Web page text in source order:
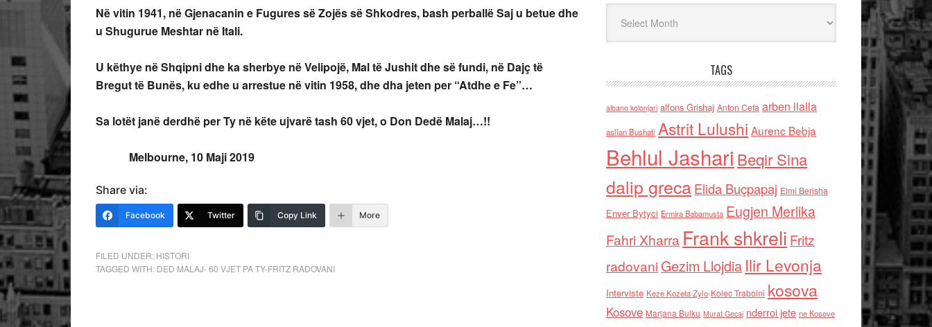
Në vitin 1941, në Gjenacanin e Fugures së Zojës së Shkodres, bash perballë Saj u betue dhe
u Shugurue Meshtar në Itali.
U këthye në Shqipni dhe ka sherbye në Velipojë, Mal të Jushit dhe së fundi, në Dajç të
Bregut të Bunës, ku edhe u arrestue në vitin 1958, dhe dha jeten per “Atdhe e Fe”…
Sa lotët janë derdhë per Ty në këte ujvarë tash 60 vjet, o Don Dedë Malaj…!!
Melbourne, 10 Maji 2019
Share via:
Facebook Twitter Copy Link More
FILED UNDER: HISTORI
TAGGED WITH: DED MALAJ- 60 VJET PA TY-FRITZ RADOVANI
TAGS
albano kolonjari alfons Grishaj Anton Cefa arben llalla
asllan Bushati Astrit Lulushi Aurenc Bebja
Behlul Jashari Beqir Sina
dalip grecaElida Buçpapaj Elmi Berisha
Enver Bytyci Ermira Babamusta Eugjen Merlika
Fahri Xharra Frank shkreli Fritz
radovaniGezim Llojdia Ilir Levonja
Interviste Keze Kozeta Zylo Kolec Traboini kosova
Kosove Marjana Bulku Murat Gecaj nderroi jete ne Kosove